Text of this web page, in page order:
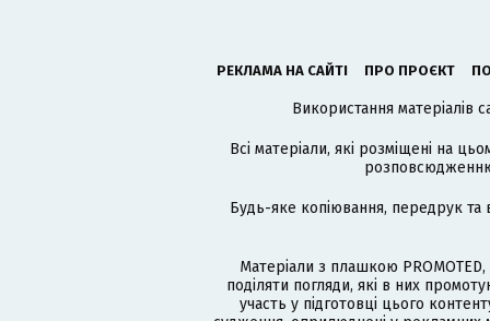
РЕКЛАМА НА САЙТІ ПРО ПРОЄКТ
Використання матеріалів
Всі матеріали, які розміщені на
розповсюдженню
Будь-яке копіювання, передрук та
Матеріали з плашкою
поділяти погляди, які в них
участь у підготовці цього